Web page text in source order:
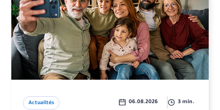
Actualités 06.08.2026 3 min.